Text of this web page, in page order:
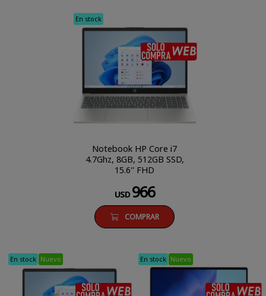
En stock
Notebook HP Core i7
4.7Ghz, 8GB, 512GB SSD,
15.6'' FHD
USD 966
COMPRAR
En stock
SÓLO COMPRA WEB
Nuevo En stock Nuevo